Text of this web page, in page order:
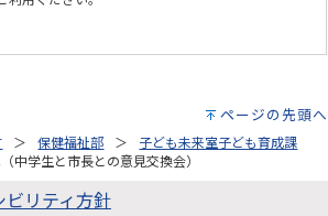
ページの先頭へ
保健福祉部
子ども未来室子ども育成課
中学生と市長との意見交換会）
ビリティ方針